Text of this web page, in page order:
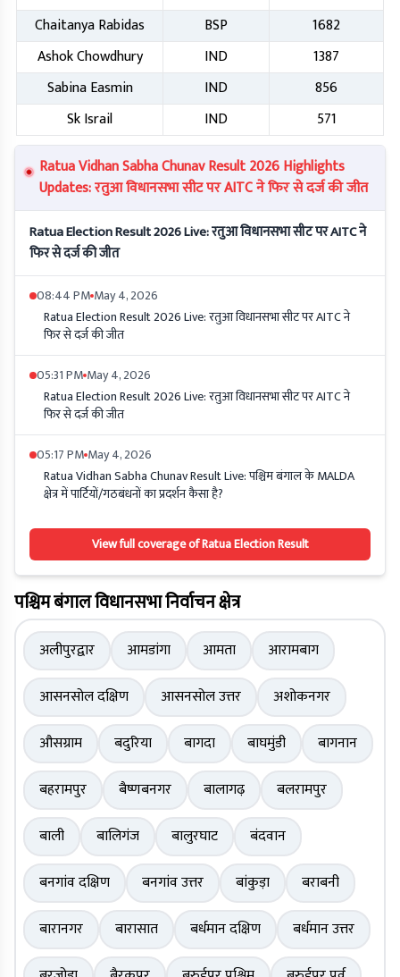
Chaitanya Rabidas
BSP
1682
Ashok Chowdhury
IND
1387
Sabina Easmin
IND
856
Sk Israil
IND
571
Ratua Vidhan Sabha Chunav Result 2026 Highlights
Updates: रतुआ विधानसभा सीट पर AITC ने फिर से दर्ज की जीत
Ratua Election Result 2026 Live: रतुआ विधानसभा सीट पर AITC ने
फिर से दर्ज की जीत
08:44 PM May 4, 2026
Ratua Election Result 2026 Live: रतुआ विधानसभा सीट पर AITC ने
फिर से दर्ज की जीत
05:31 PM May 4, 2026
Ratua Election Result 2026 Live: रतुआ विधानसभा सीट पर AITC ने
फिर से दर्ज की जीत
05:17 PM May 4, 2026
Ratua Vidhan Sabha Chunav Result Live: पश्चिम बंगाल के MALDA
क्षेत्र में पार्टियों/गठबंधनों का प्रदर्शन कैसा है?
View full coverage of Ratua Election Result
पश्चिम बंगाल विधानसभा निर्वाचन क्षेत्र
अलीपुरद्वार आमडांगा आमता
आरामबाग
आसनसोल दक्षिण
आसनसोल उत्तर
अशोकनगर
औसग्राम
बदुरिया बागदा बाघमुंडी
बागनान
बहरामपुर
बैष्णबनगर बालागढ़
बलरामपुर
बाली
बालिगंज बालुरघाट
बंदवान
बनगांव दक्षिण
बनगांव उत्तर बांकुड़ा
बराबनी
बारानगर
बारासात बर्धमान दक्षिण
बर्धमान उत्तर